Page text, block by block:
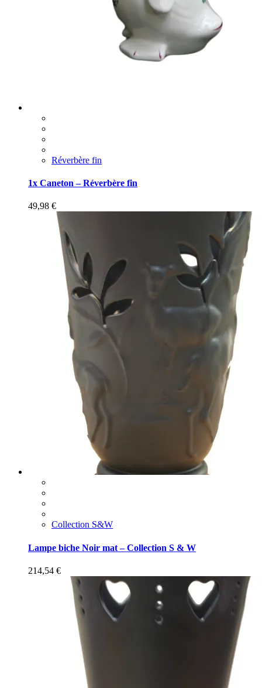
Réverbère fin
1x Caneton – Réverbère fin
49,98 €
Collection S&W
Lampe biche Noir mat – Collection S & W
214,54 €